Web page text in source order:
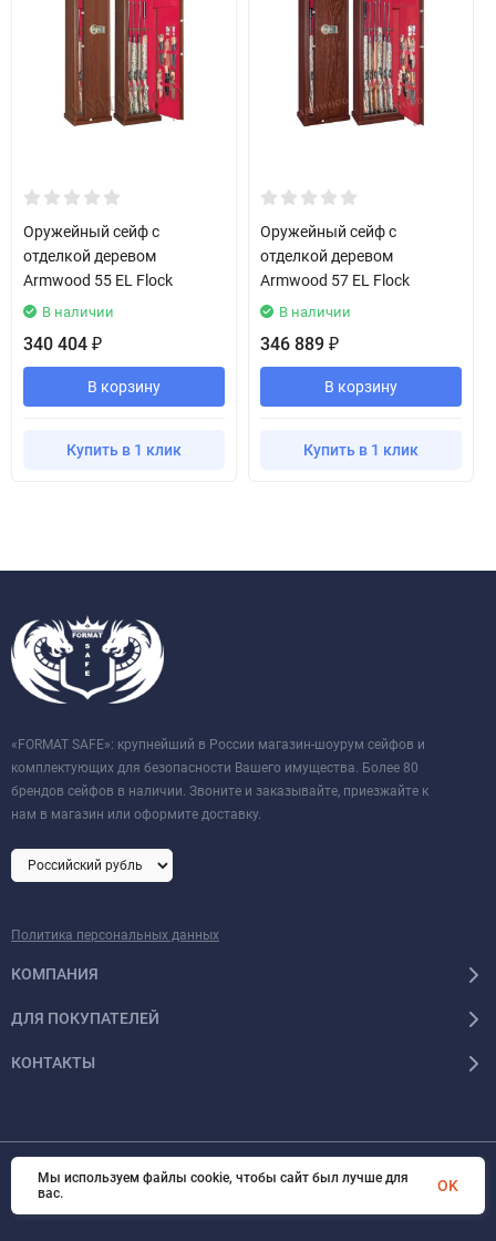
Оружейный сейф с
отделкой деревом
Armwood 55 EL Flock
В наличии
340 404 ₽
В корзину
Купить в 1 клик
Оружейный сейф с
отделкой деревом
Armwood 57 EL Flock
В наличии
346 889 ₽
В корзину
Купить в 1 клик
«FORMAT SAFE»: крупнейший в России магазин-шоурум сейфов и
комплектующих для безопасности Вашего имущества. Более 80
брендов сейфов в наличии. Звоните и заказывайте, приезжайте к
нам в магазин или оформите доставку.
Политика персональных данных
КОМПАНИЯ
ДЛЯ ПОКУПАТЕЛЕЙ
КОНТАКТЫ
© 2026 Format-safe.ru Все права защищены
Мы используем файлы cookie, чтобы сайт был лучше для
вас.
OK